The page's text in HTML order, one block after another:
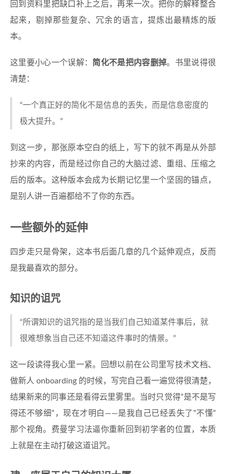
回到资料里把缺口补上之后，再来一次。把你的解释整合
起来，剔掉那些复杂、冗余的语言，提炼出最精炼的版
本。
这里要小心一个误解：简化不是把内容删掉。书里说得很
清楚：
“一个真正好的简化不是信息的丢失，而是信息密度的
极大提升。”
到这一步，那张原本空白的纸上，写下的就不再是从外部
抄来的内容，而是经过你自己的大脑过滤、重组、压缩之
后的版本。这种版本会成为长期记忆里一个坚固的锚点，
是别人讲一百遍都给不了你的东西。
一些额外的延伸
四步走只是骨架，这本书后面几章的几个延伸观点，反而
是我最喜欢的部分。
知识的诅咒
“所谓知识的诅咒指的是当我们自己知道某件事后，就
很难想象当自己还不知道这件事时的情景。”
这一段读得我心里一紧。回想以前在公司里写技术文档、
做新人 onboarding 的时候，写完自己看一遍觉得很清楚，
结果新来的同事还是看得云里雾里。当时只觉得”是不是写
得还不够细”，现在才明白——是我自己已经丢失了”不懂”
那个视角。费曼学习法逼你重新回到初学者的位置，本质
上就是在主动打破这道诅咒。